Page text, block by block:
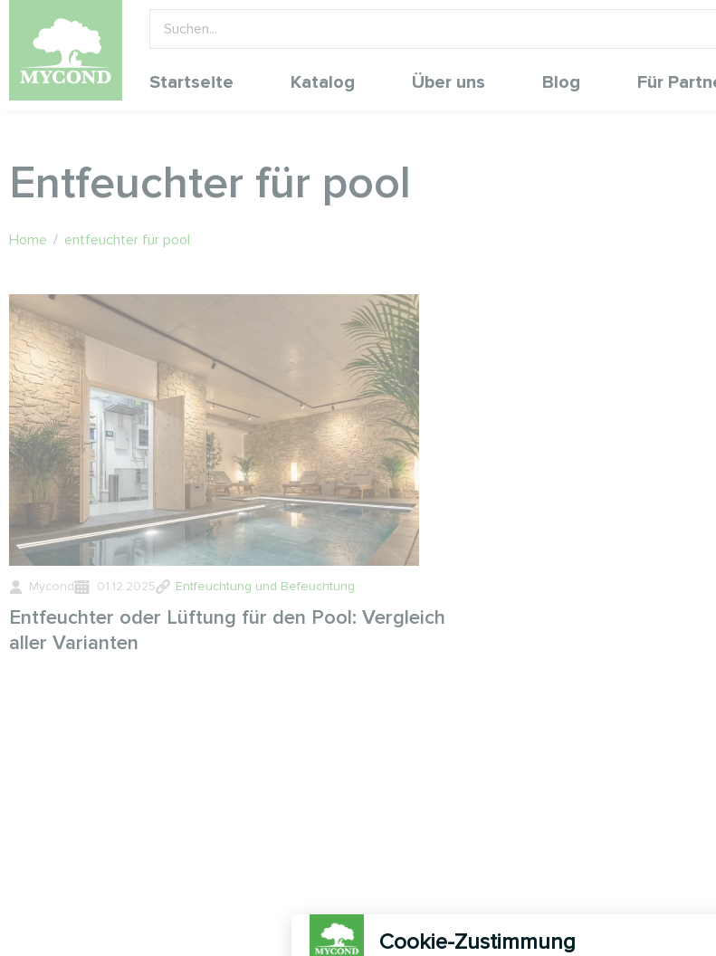
Startseite Katalog Über uns Blog Für
Entfeuchter für pool
Home / entfeuchter für pool
Mycond 01.12.2025 Entfeuchtung und Befeuchtung
Entfeuchter oder Lüftung für den Pool: Vergleich
aller Varianten
Cookie-Zustimmung